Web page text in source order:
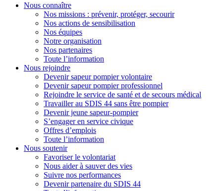
Nous connaître
Nos missions : prévenir, protéger, secourir
Nos actions de sensibilisation
Nos équipes
Notre organisation
Nos partenaires
Toute l’information
Nous rejoindre
Devenir sapeur pompier volontaire
Devenir sapeur pompier professionnel
Rejoindre le service de santé et de secours médical
Travailler au SDIS 44 sans être pompier
Devenir jeune sapeur-pompier
S’engager en service civique
Offres d’emplois
Toute l’information
Nous soutenir
Favoriser le volontariat
Nous aider à sauver des vies
Suivre nos performances
Devenir partenaire du SDIS 44